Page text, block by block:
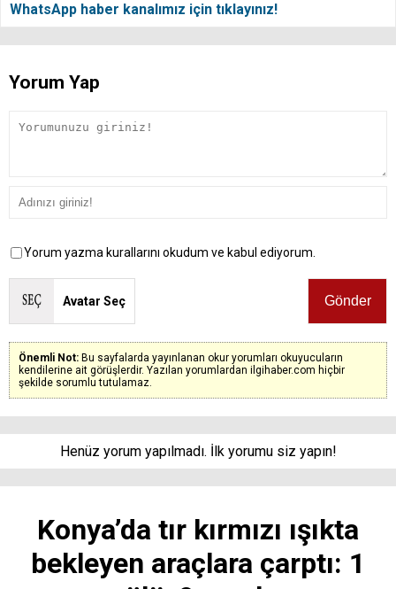
WhatsApp haber kanalımız için tıklayınız!
Yorum Yap
Yorum yazma kurallarını okudum ve kabul ediyorum.
Avatar Seç
Önemli Not: Bu sayfalarda yayınlanan okur yorumları okuyucuların
kendilerine ait görüşlerdir. Yazılan yorumlardan ilgihaber.com hiçbir
şekilde sorumlu tutulamaz.
Henüz yorum yapılmadı. İlk yorumu siz yapın!
Konya’da tır kırmızı ışıkta
bekleyen araçlara çarptı: 1